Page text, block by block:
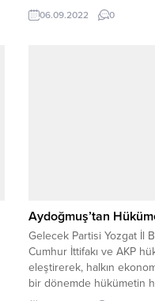
06.09.2022 0
Aydoğmuş’tan
Gelecek Partisi Yozgat İl
Cumhur İttifakı ve AKP
eleştirerek, halkın
bir dönemde hükümetin